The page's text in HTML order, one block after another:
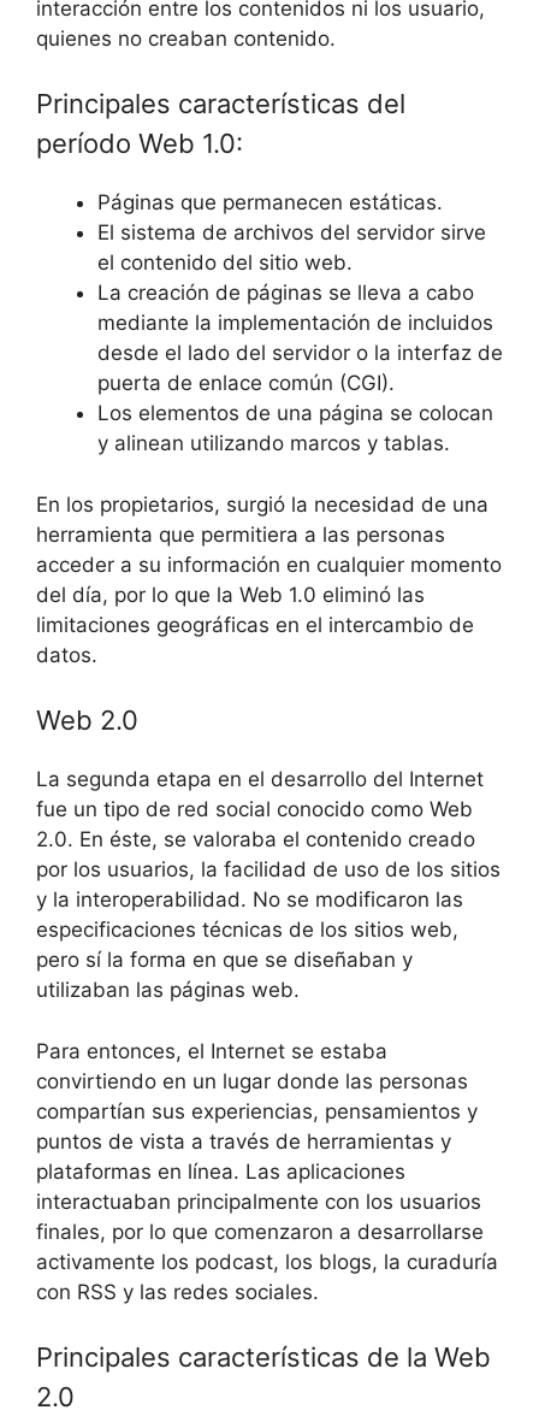
interacción entre los contenidos ni los usuario,
quienes no creaban contenido.
Principales características del
período Web 1.0:
Páginas que permanecen estáticas.
El sistema de archivos del servidor sirve
el contenido del sitio web.
La creación de páginas se lleva a cabo
mediante la implementación de incluidos
desde el lado del servidor o la interfaz de
puerta de enlace común (CGI).
Los elementos de una página se colocan
y alinean utilizando marcos y tablas.
En los propietarios, surgió la necesidad de una
herramienta que permitiera a las personas
acceder a su información en cualquier momento
del día, por lo que la Web 1.0 eliminó las
limitaciones geográficas en el intercambio de
datos.
Web 2.0
La segunda etapa en el desarrollo del Internet
fue un tipo de red social conocido como Web
2.0. En éste, se valoraba el contenido creado
por los usuarios, la facilidad de uso de los sitios
y la interoperabilidad. No se modificaron las
especificaciones técnicas de los sitios web,
pero sí la forma en que se diseñaban y
utilizaban las páginas web.
Para entonces, el Internet se estaba
convirtiendo en un lugar donde las personas
compartían sus experiencias, pensamientos y
puntos de vista a través de herramientas y
plataformas en línea. Las aplicaciones
interactuaban principalmente con los usuarios
finales, por lo que comenzaron a desarrollarse
activamente los podcast, los blogs, la curaduría
con RSS y las redes sociales.
Principales características de la Web
2.0